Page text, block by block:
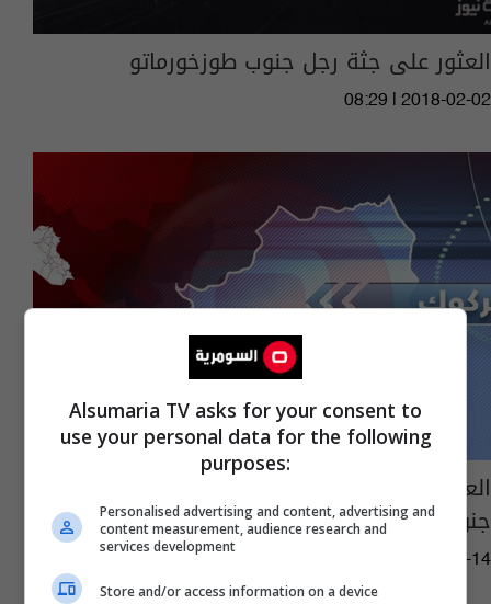
العثور على جثة رجل جنوب طوزخورماتو
08:29 | 2018-02-02
العثور على جثة شرطي قضى رميا بالرصاص
جنوب كركوك
16:03 | 2017-12-14
Alsumaria TV asks for your consent to
use your personal data for the following
purposes:
Personalised advertising and content, advertising and
content measurement, audience research and
services development
Store and/or access information on a device